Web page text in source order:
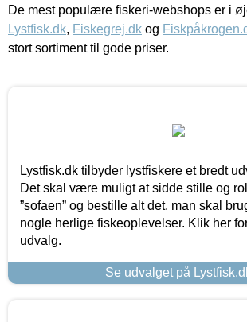
De mest populære fiskeri-webshops er i
Lystfisk.dk, Fiskegrej.dk og
stort sortiment til gode priser.
Lystfisk.dk tilbyder lystfiskere et bredt
Det skal være muligt at sidde stille og
”sofaen” og bestille alt det, man skal
nogle herlige fiskeoplevelser. Klik her
udvalg.
Se udvalget på